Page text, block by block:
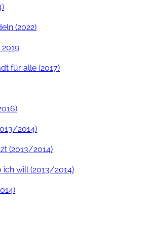
(2022)
für alle (2017)
2014)
(2013/2014)
ich will (2013/2014)